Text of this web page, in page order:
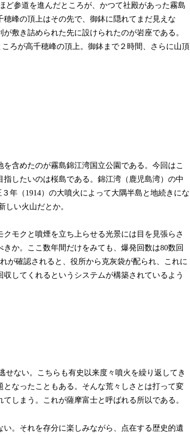
参道を進んだところが、かつて社殿があった霧島
峰の頂上はその先で、御鉢に隠れてまだ見えな
敷き詰められた先に設けられたのが岩座である。
ろが高千穂峰の頂上。御鉢まで２時間、さらに山頂
含めたのが霧島錦江湾国立公園である。今回はこ
したいのは桜島である。錦江湾（鹿児島湾）の中
年（1914）の大噴火によって大隅半島と地続きにな
しい火山だとか。
モクと噴煙を立ち上らせる光景には目を見張らさ
か。ここ数年間だけをみても、爆発回数は80数回
が確認されると、役所から克灰袋が配られ、これに
してくれるというシステムが構築されているよう
ない。こちらも有史以来度々噴火を繰り返してき
なったこともある。そんな荒々しさとは打って変
しまう。これが薩摩富士と呼ばれる所以である。
。それを存分に楽しみながら、点在する歴史的遺